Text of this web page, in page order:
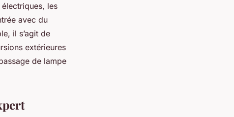
les
avec du
il s’agit de
extérieures
de lampe